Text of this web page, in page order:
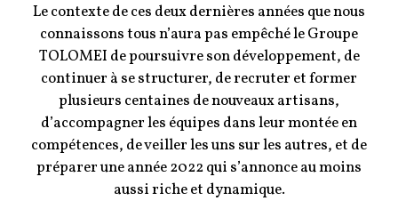
Le contexte de ces deux dernières années que nous
connaissons tous n’aura pas empêché le Groupe
TOLOMEI de poursuivre son développement, de
continuer à se structurer, de recruter et former
plusieurs centaines de nouveaux artisans,
d’accompagner les équipes dans leur montée en
compétences, de veiller les uns sur les autres, et de
préparer une année 2022 qui s’annonce au moins
aussi riche et dynamique.